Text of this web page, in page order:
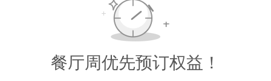
餐厅周优先预订权益！